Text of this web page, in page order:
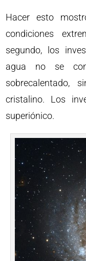
Hacer esto
condiciones
segundo, los
agua no se
sobrecalentado,
cristalino. Los
superiónico.